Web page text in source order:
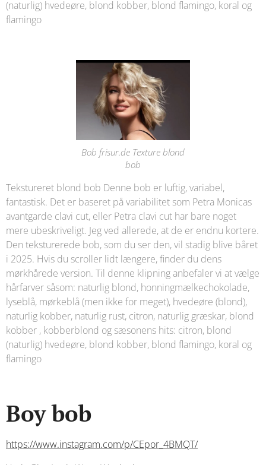
(naturlig) hvedeøre, blond kobber, blond flamingo, koral og
flamingo
Bob frisur.de Texture blond
bob
Tekstureret blond bob Denne bob er luftig, variabel,
fantastisk. Det er baseret på variabilitet som Petra Monicas
avantgarde clavi cut, eller Petra clavi cut har bare noget
mere ubeskriveligt. Jeg ved allerede, at de er endnu kortere.
Den teksturerede bob, som du ser den, vil stadig blive båret
i 2025. Hvis du scroller lidt længere, finder du dens
mørkhårede version. Til denne klipning anbefaler vi at vælge
hårfarver såsom: naturlig blond, honningmælkechokolade,
lyseblå, mørkeblå (men ikke for meget), hvedeøre (blond),
naturlig kobber, naturlig rust, citron, naturlig græskar, blond
kobber , kobberblond og sæsonens hits: citron, blond
(naturlig) hvedeøre, blond kobber, blond flamingo, koral og
flamingo
Boy bob
https://www.instagram.com/p/CEpor_4BMQT/